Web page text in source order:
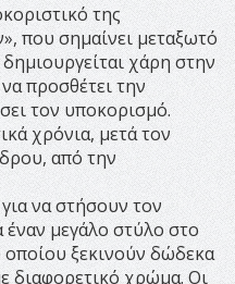
της
που σημαίνει μεταξωτό
χάρη στην
προσθέτει την
τον υποκορισμό.
χρόνια, μετά τον
από την
να στήσουν τον
έναν μεγάλο στύλο στο
ξεκινούν δώδεκα
διαφορετικό χρώμα. Οι